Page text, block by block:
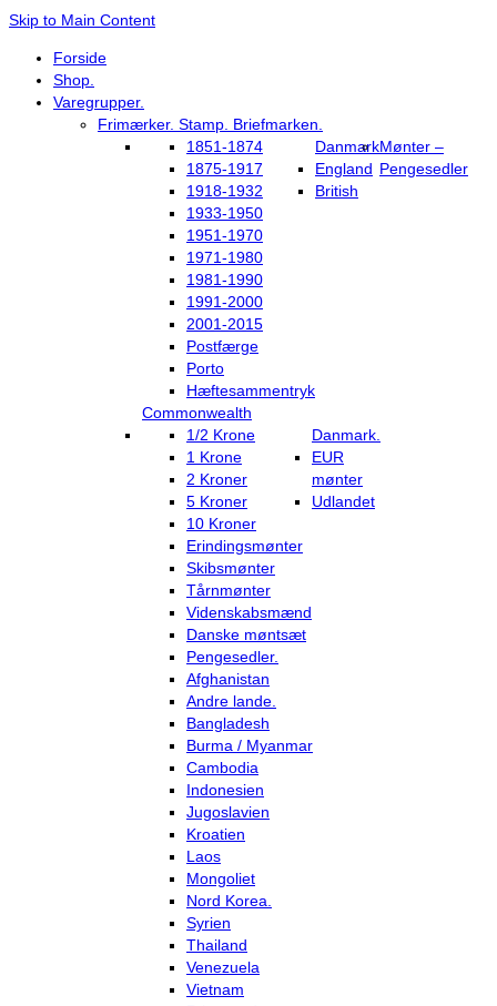
Skip to Main Content
Forside
Shop.
Varegrupper.
Frimærker. Stamp. Briefmarken.
Danmark
1851-1874
1875-1917
1918-1932
1933-1950
1951-1970
1971-1980
1981-1990
1991-2000
2001-2015
Postfærge
Porto
Hæftesammentryk
England
British
Commonwealth
Mønter –
Pengesedler
Danmark.
1/2 Krone
1 Krone
2 Kroner
5 Kroner
10 Kroner
Erindingsmønter
Skibsmønter
Tårnmønter
Videnskabsmænd
Danske møntsæt
Pengesedler.
EUR
mønter
Udlandet
Afghanistan
Andre lande.
Bangladesh
Burma / Myanmar
Cambodia
Indonesien
Jugoslavien
Kroatien
Laos
Mongoliet
Nord Korea.
Syrien
Thailand
Venezuela
Vietnam